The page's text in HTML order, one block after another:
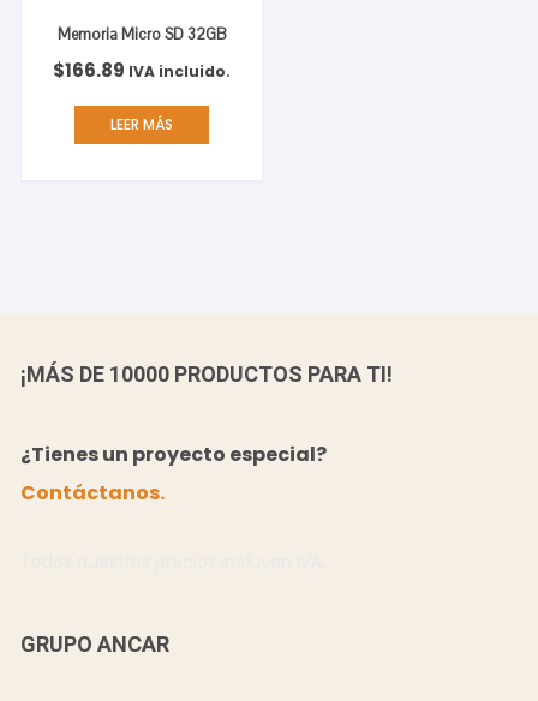
Memoria Micro SD 32GB
$166.89 IVA incluido.
LEER MÁS
¡MÁS DE 10000 PRODUCTOS PARA TI!
¿Tienes un proyecto especial?
Contáctanos.
GRUPO ANCAR